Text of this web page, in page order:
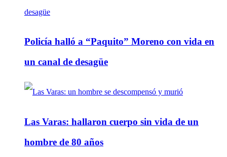
Policía halló a “Paquito” Moreno con vida en
un canal de desagüe
Las Varas: hallaron cuerpo sin vida de un
hombre de 80 años